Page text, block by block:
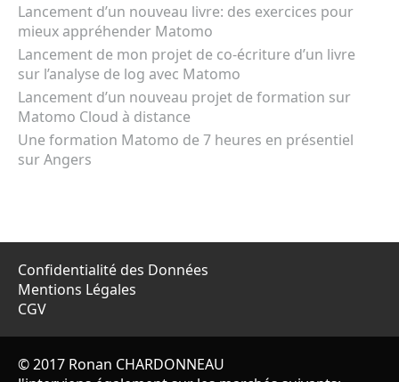
Lancement d’un nouveau livre: des exercices pour
mieux appréhender Matomo
Lancement de mon projet de co-écriture d’un livre
sur l’analyse de log avec Matomo
Lancement d’un nouveau projet de formation sur
Matomo Cloud à distance
Une formation Matomo de 7 heures en présentiel
sur Angers
Confidentialité des Données
Mentions Légales
CGV
© 2017 Ronan CHARDONNEAU